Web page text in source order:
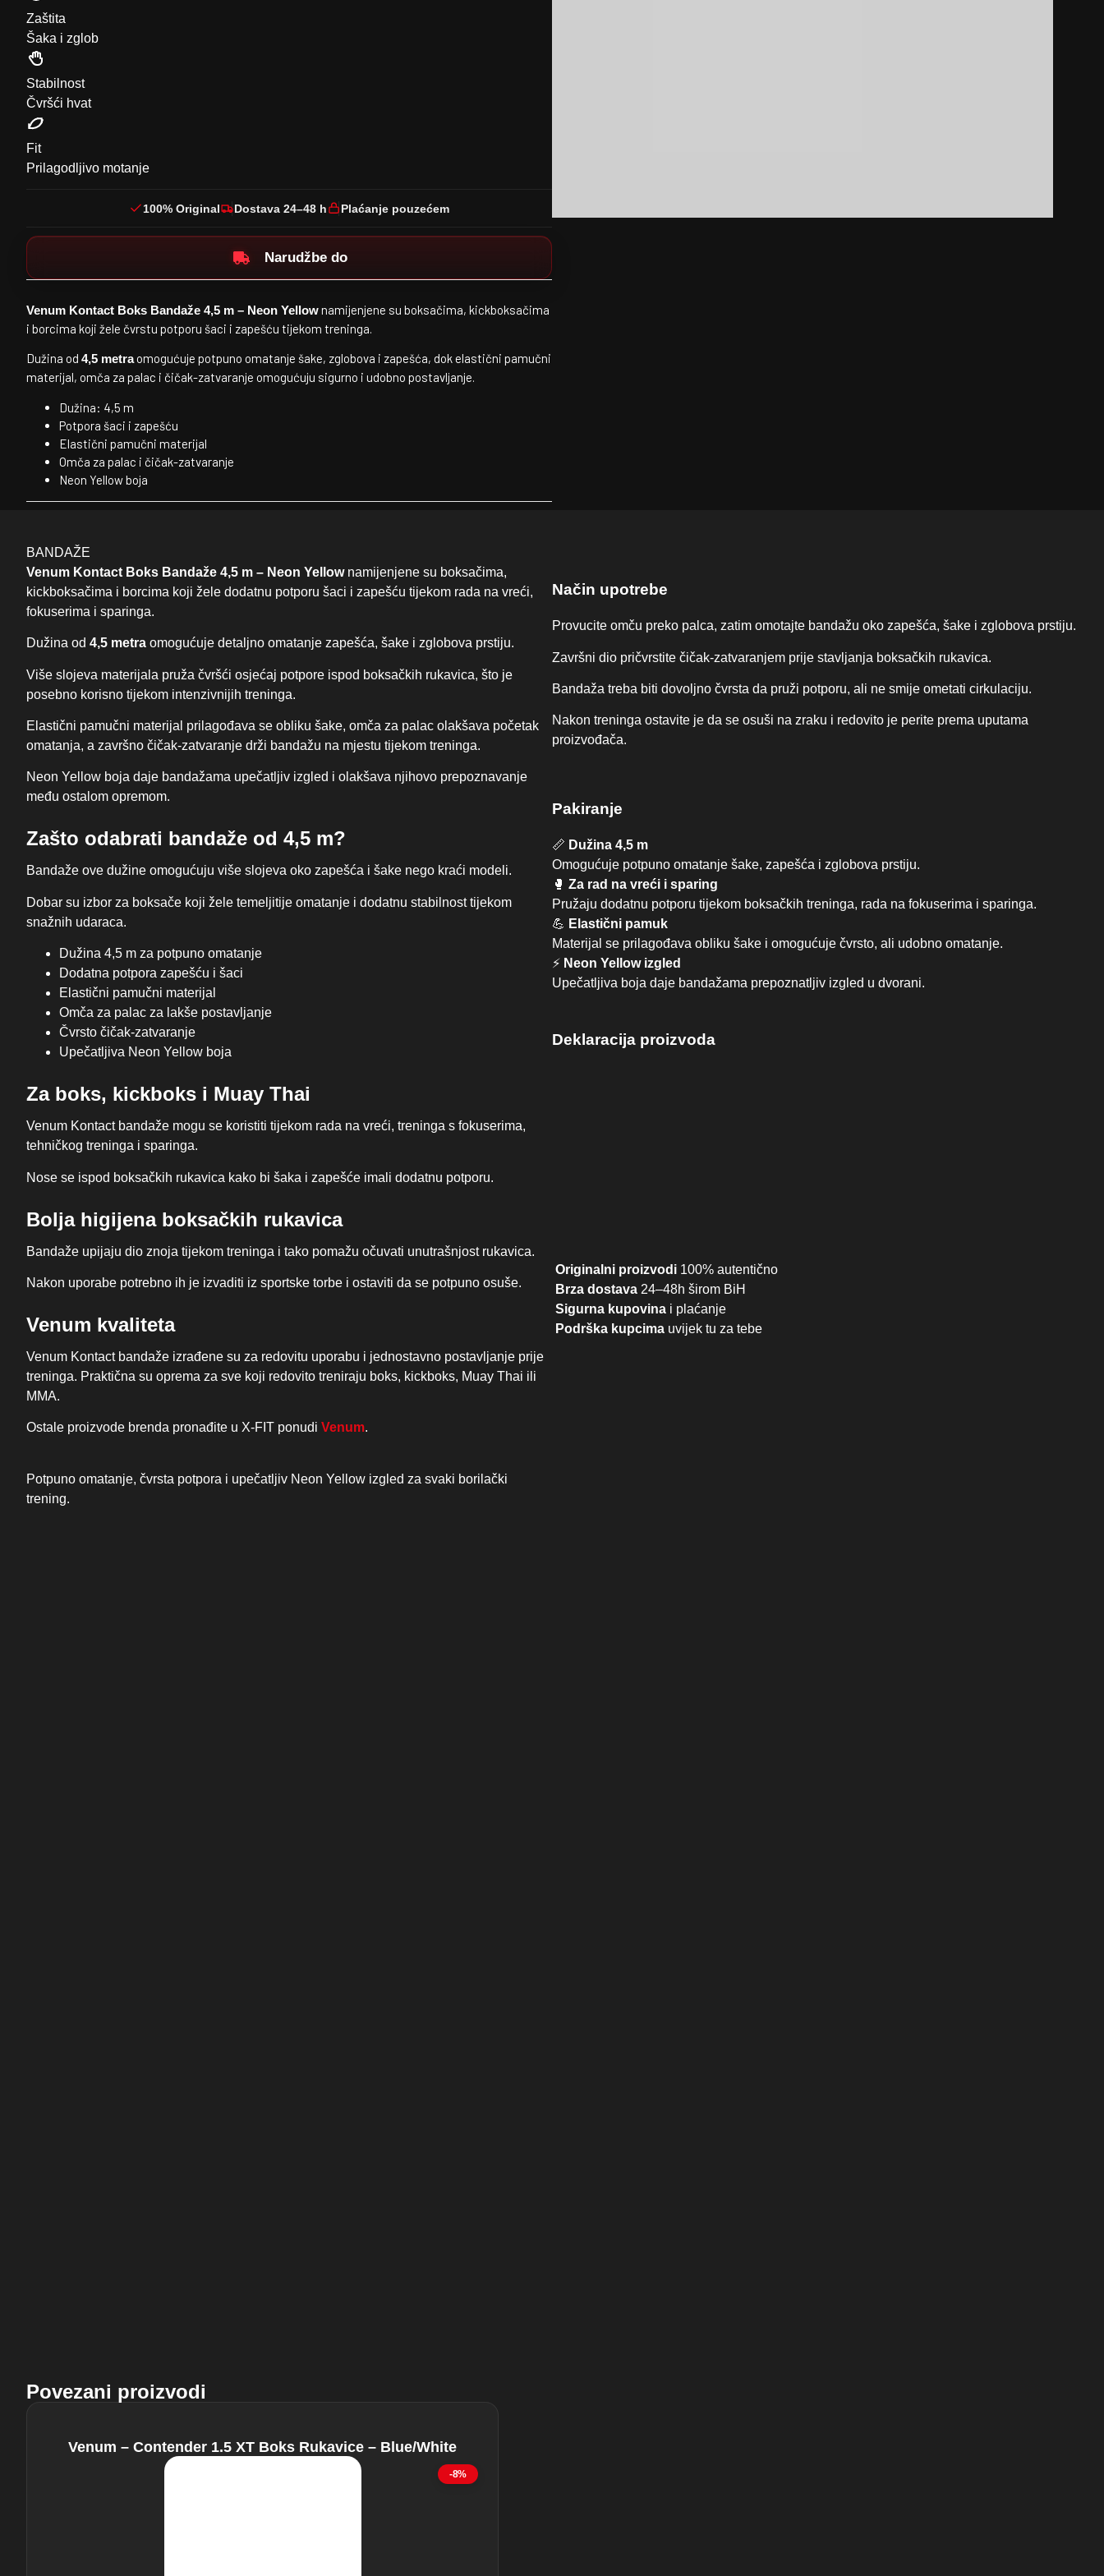
Zaštita
Šaka i zglob
Stabilnost
Čvršći hvat
Fit
Prilagodljivo motanje
100% Original Dostava 24–48 h Plaćanje pouzećem
Narudžbe do
Venum Kontact Boks Bandaže 4,5 m – Neon Yellownamijenjene su boksačima, kickboksačima
i borcima koji žele čvrstu potporu šaci i zapešću tijekom treninga.
Dužina od 4,5 metraomogućuje potpuno omatanje šake, zglobova i zapešća, dok elastični pamučni
materijal, omča za palac i čičak-zatvaranje omogućuju sigurno i udobno postavljanje.
Dužina: 4,5 m
Potpora šaci i zapešću
Elastični pamučni materijal
Omča za palac i čičak-zatvaranje
Neon Yellow boja
BANDAŽE
Venum Kontact Boks Bandaže 4,5 m – Neon Yellownamijenjene su boksačima,
kickboksačima i borcima koji žele dodatnu potporu šaci i zapešću tijekom rada na vreći,
fokuserima i sparinga.
Dužina od 4,5 metra omogućuje detaljno omatanje zapešća, šake i zglobova prstiju.
Više slojeva materijala pruža čvršći osjećaj potpore ispod boksačkih rukavica, što je
posebno korisno tijekom intenzivnijih treninga.
Elastični pamučni materijal prilagođava se obliku šake, omča za palac olakšava početak
omatanja, a završno čičak-zatvaranje drži bandažu na mjestu tijekom treninga.
Neon Yellow boja daje bandažama upečatljiv izgled i olakšava njihovo prepoznavanje
među ostalom opremom.
Zašto odabrati bandaže od 4,5 m?
Bandaže ove dužine omogućuju više slojeva oko zapešća i šake nego kraći modeli.
Dobar su izbor za boksače koji žele temeljitije omatanje i dodatnu stabilnost tijekom
snažnih udaraca.
Dužina 4,5 m za potpuno omatanje
Dodatna potpora zapešću i šaci
Elastični pamučni materijal
Omča za palac za lakše postavljanje
Čvrsto čičak-zatvaranje
Upečatljiva Neon Yellow boja
Za boks, kickboks i Muay Thai
Venum Kontact bandaže mogu se koristiti tijekom rada na vreći, treninga s fokuserima,
tehničkog treninga i sparinga.
Nose se ispod boksačkih rukavica kako bi šaka i zapešće imali dodatnu potporu.
Bolja higijena boksačkih rukavica
Bandaže upijaju dio znoja tijekom treninga i tako pomažu očuvati unutrašnjost rukavica.
Nakon uporabe potrebno ih je izvaditi iz sportske torbe i ostaviti da se potpuno osuše.
Venum kvaliteta
Venum Kontact bandaže izrađene su za redovitu uporabu i jednostavno postavljanje prije
treninga. Praktična su oprema za sve koji redovito treniraju boks, kickboks, Muay Thai ili
MMA.
Ostale proizvode brenda pronađite u X-FIT ponudi Venum.
Potpuno omatanje, čvrsta potpora i upečatljiv Neon Yellow izgled za svaki borilački
trening.
Način upotrebe
Provucite omču preko palca, zatim omotajte bandažu oko zapešća, šake i zglobova prstiju.
Završni dio pričvrstite čičak-zatvaranjem prije stavljanja boksačkih rukavica.
Bandaža treba biti dovoljno čvrsta da pruži potporu, ali ne smije ometati cirkulaciju.
Nakon treninga ostavite je da se osuši na zraku i redovito je perite prema uputama
proizvođača.
Pakiranje
📏 Dužina 4,5 m
Omogućuje potpuno omatanje šake, zapešća i zglobova prstiju.
🥊 Za rad na vreći i sparing
Pružaju dodatnu potporu tijekom boksačkih treninga, rada na fokuserima i sparinga.
💪 Elastični pamuk
Materijal se prilagođava obliku šake i omogućuje čvrsto, ali udobno omatanje.
⚡ Neon Yellow izgled
Upečatljiva boja daje bandažama prepoznatljiv izgled u dvorani.
Deklaracija proizvoda
Originalni proizvodi 100% autentično
Brza dostava 24–48h širom BiH
Sigurna kupovina i plaćanje
Podrška kupcima uvijek tu za tebe
Povezani proizvodi
Venum – Contender 1.5 XT Boks Rukavice – Blue/White
-8%